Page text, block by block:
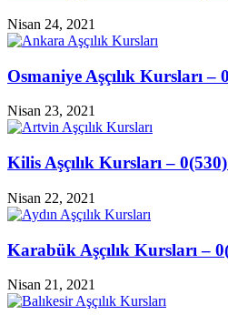
Nisan 24, 2021
Osmaniye Aşçılık Kursları –
Nisan 23, 2021
Kilis Aşçılık Kursları –
Nisan 22, 2021
Karabük Aşçılık Kursları –
Nisan 21, 2021